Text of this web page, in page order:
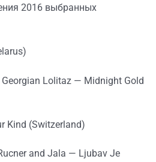
2016 выбранных
Lolitaz — Midnight Gold
Kind (Switzerland)
and Jala — Ljubav Je